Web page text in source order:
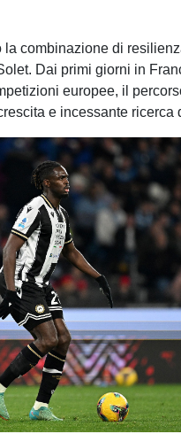
combinazione di
Dai primi giorni in
europee, il
e incessante ricerca